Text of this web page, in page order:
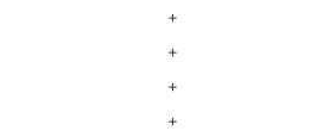
+
+
+
+